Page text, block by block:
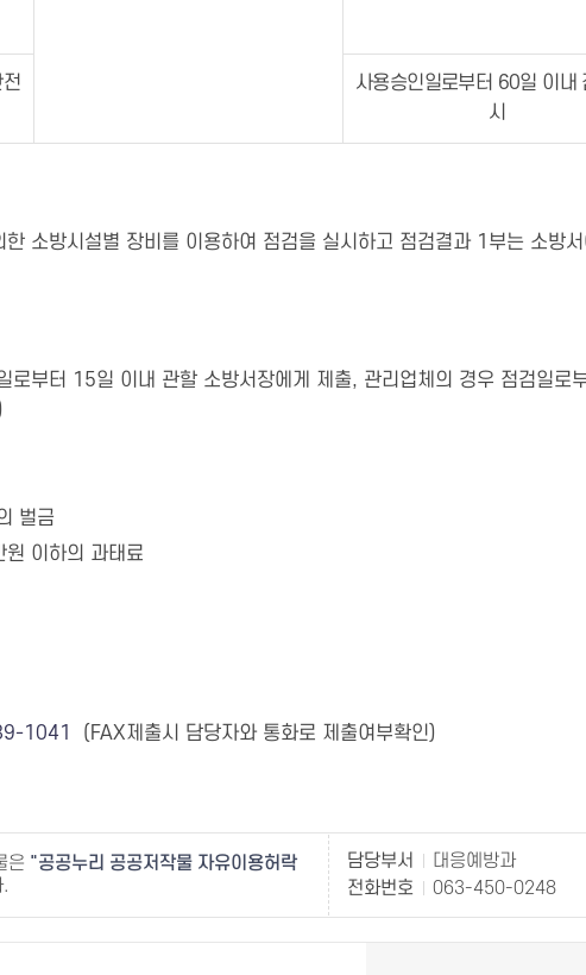
사용승인일로부터 60일 이내
시
소방시설별 장비를 이용하여 점검을 실시하고 점검결과 1부는 소방
부터 15일 이내 관할 소방서장에게 제출, 관리업체의 경우 점검일로
벌금
이하의 과태료
1041 (FAX제출시 담당자와 통화로 제출여부확인)
은
공공누리 공공저작물 자유이용허락
담당부서
대응예방과
전화번호
063-450-0248